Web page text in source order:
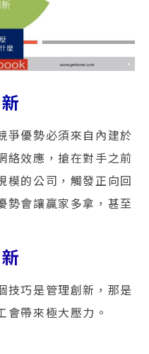
爭優勢必須來自內建於
絡效應，搶在對手之前
模的公司，觸發正向回
勢會讓贏家多拿，甚至
技巧是管理創新，那是
會帶來極大壓力。